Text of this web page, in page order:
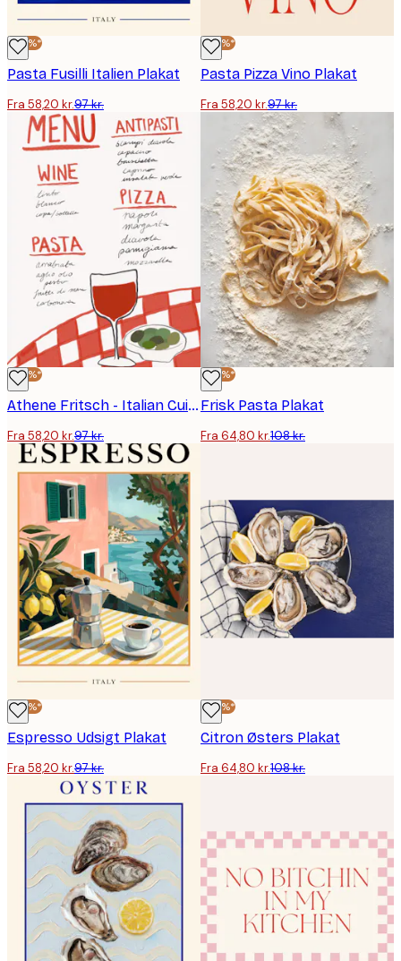
-40%*
Pasta Fusilli Italien Plakat
Fra 58,20 kr.97 kr.
-40%*
Pasta Pizza Vino Plakat
Fra 58,20 kr.97 kr.
-40%*
Athene Fritsch - Italian Cuisine Delight Plakat
Fra 58,20 kr.97 kr.
-40%*
Frisk Pasta Plakat
Fra 64,80 kr.108 kr.
-40%*
Espresso Udsigt Plakat
Fra 58,20 kr.97 kr.
-40%*
Citron Østers Plakat
Fra 64,80 kr.108 kr.